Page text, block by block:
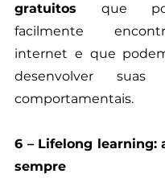
gratuitos que
facilmente
internet e que
desenvolver suas
comportamentais.
6 – Lifelong learning:
sempre